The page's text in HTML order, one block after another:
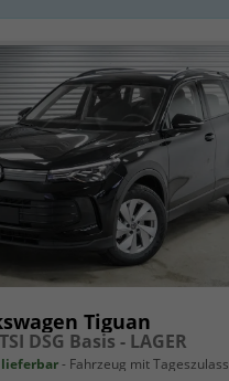
Tiguan
DSG Basis - LAGER
Fahrzeug mit Tageszulassung